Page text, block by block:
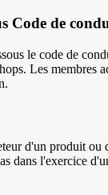
Code de
le code de
Les membres
d'un produit ou
dans l'exercice